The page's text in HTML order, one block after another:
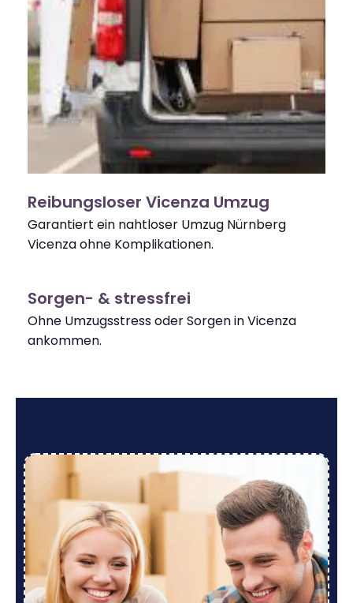
Reibungsloser Vicenza Umzug
Garantiert ein nahtloser Umzug Nürnberg
Vicenza ohne Komplikationen.
Sorgen- & stressfrei
Ohne Umzugsstress oder Sorgen in Vicenza
ankommen.